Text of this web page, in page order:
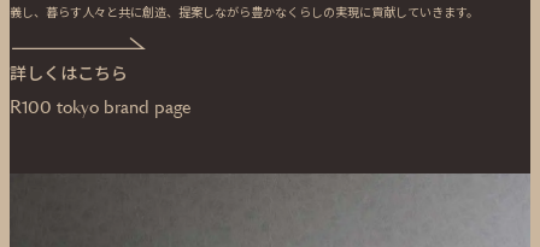
義し、暮らす人々と共に創造、提案しながら豊かなくらしの実現に貢献していきます。
詳しくはこちら
R100 tokyo brand page